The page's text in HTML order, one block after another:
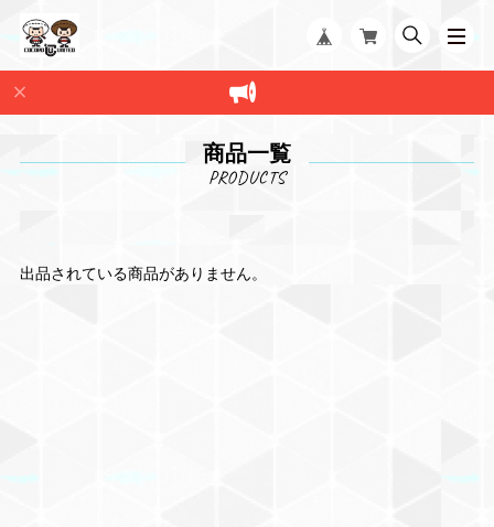
商品一覧
出品されている商品がありません。